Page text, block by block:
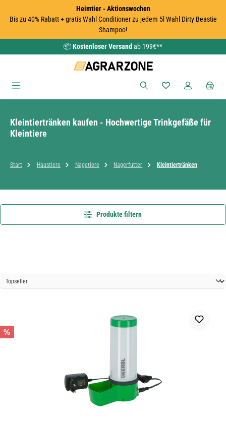
Heimtier - Aktionswochen
Bis zu 40% Rabatt + gratis Wahl Conditioner zu jedem 5l Wahl Dirty Beastie
Shampoo!
📦Kostenloser Versand ab 199€**
Du hast 0
Kleintiertränken kaufen - Hochwertige Trinkgefäße für
Kleintiere
Start Haustiere Nagetiere Nagerfutter Kleintiertränken
Produkte filtern
%